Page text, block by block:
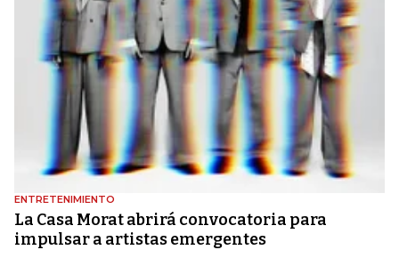
ENTRETENIMIENTO
La Casa Morat abrirá convocatoria para
impulsar a artistas emergentes